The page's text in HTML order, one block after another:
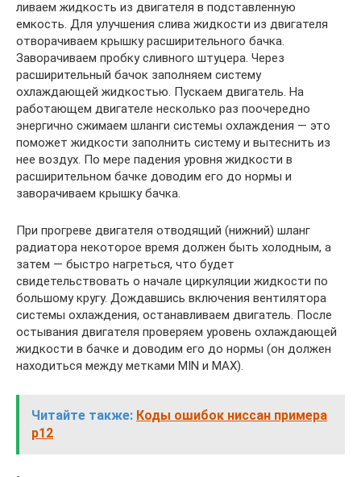
ливаем жидкость из двигателя в подставленную
емкость. Для улучшения слива жидкости из двигателя
отворачиваем крышку расширительного бачка.
Заворачиваем пробку сливного штуцера. Через
расширительный бачок заполняем систему
охлаждающей жидкостью. Пускаем двигатель. На
работающем двигателе несколько раз поочередно
энергично сжимаем шланги системы охлаждения — это
поможет жидкости заполнить систему и вытеснить из
нее воздух. По мере падения уровня жидкости в
расширительном бачке доводим его до нормы и
заворачиваем крышку бачка.
При прогреве двигателя отводящий (нижний) шланг
радиатора некоторое время должен быть холодным, а
затем — быстро нагреться, что будет
свидетельствовать о начале циркуляции жидкости по
большому кругу. Дождавшись включения вентилятора
системы охлаждения, останавливаем двигатель. После
остывания двигателя проверяем уровень охлаждающей
жидкости в бачке и доводим его до нормы (он должен
находиться между метками MIN и MAX).
Читайте также: Коды ошибок ниссан примера
p12